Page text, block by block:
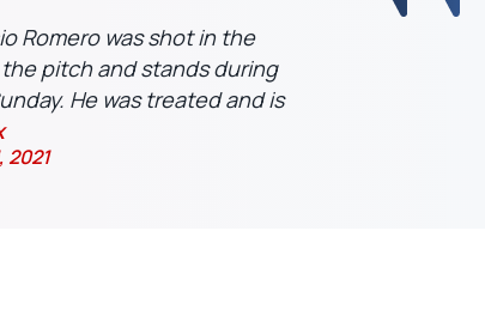
Romero was shot in the
pitch and stands during
He was treated and is
2021